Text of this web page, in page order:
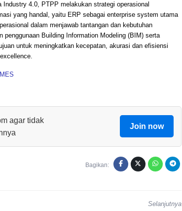
4.0, PTPP melakukan strategi operasional
yang handal, yaitu ERP sebagai enterprise system utama
dalam menjawab tantangan dan kebutuhan
penggunaan Building Information Modeling (BIM) serta
untuk meningkatkan kecepatan, akurasi dan efisiensi
agar tidak
Join now
Bagikan:
Selanjutnya